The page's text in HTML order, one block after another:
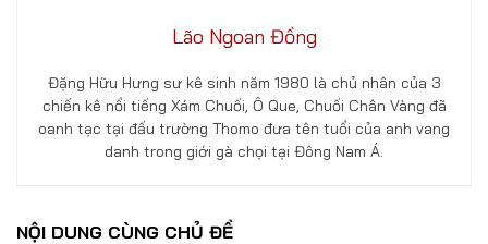
Lão Ngoan Đồng
Đặng Hữu Hưng sư kê sinh năm 1980 là chủ nhân của 3
chiến kê nổi tiếng Xám Chuối, Ô Que, Chuối Chân Vàng đã
oanh tạc tại đấu trường Thomo đưa tên tuổi của anh vang
danh trong giới gà chọi tại Đông Nam Á.
NỘI DUNG CÙNG CHỦ ĐỀ